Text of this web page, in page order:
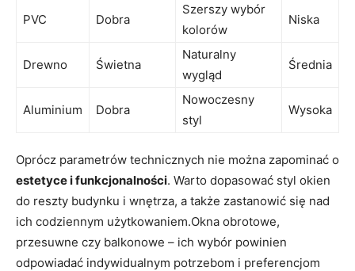
PVC Dobra
Szerszy wybór
⁤kolorów
Niska
Drewno Świetna
Naturalny
wygląd
Średnia
Aluminium Dobra
Nowoczesny
styl
Wysoka
Oprócz parametrów technicznych nie można zapominać o
estetyce⁣ i funkcjonalności.⁢ Warto dopasować styl okien
do reszty budynku i wnętrza, a także zastanowić się nad
ich codziennym użytkowaniem.Okna obrotowe,
przesuwne czy balkonowe – ich wybór powinien
odpowiadać indywidualnym potrzebom i preferencjom